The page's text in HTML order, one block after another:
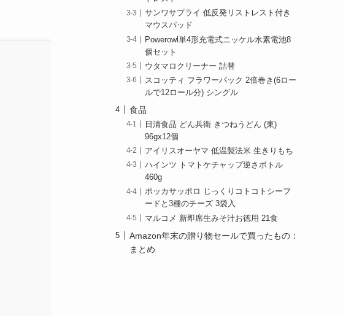
サンワサプライ 低反発リストレスト付き
マウスパッド
Powerowl単4形充電式ニッケル水素電池8
個セット
ウタマロクリーナー 詰替
スコッティ フラワーパック 2倍巻き(6ロー
ルで12ロール分) シングル
食品
日清食品 どん兵衛 きつねうどん (東)
96gx12個
アイリスオーヤマ 低温製法米 生きりもち
ハインツ トマトケチャップ逆さボトル
460g
ポッカサッポロ じっくりコトコトシーフ
ードと3種のチーズ 3袋入
マルコメ 新即席生みそ汁お徳用 21食
Amazon年末の贈り物セールで買ったもの：
まとめ